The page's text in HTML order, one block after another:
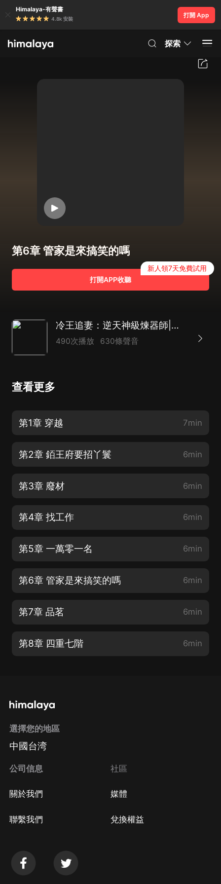
Himalaya-有聲書
4.8k 安裝
打開 App
探索
第6章 管家是來搞笑的嗎
打開APP收聽
新人領7天免費試用
冷王追妻：逆天神級煉器師|玄幻|言情|爽文
490次播放 630條聲音
查看更多
第1章 穿越 7min
第2章 銆王府要招丫鬟 6min
第3章 廢材 6min
第4章 找工作 6min
第5章 一萬零一名 6min
第6章 管家是來搞笑的嗎 6min
第7章 品茗 6min
第8章 四重七階 6min
選擇您的地區
中國台湾
公司信息
關於我們
聯繫我們
社區
媒體
兌換權益